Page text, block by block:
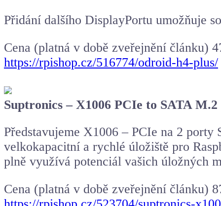
Přidání dalšího DisplayPortu umožňuje
Cena (platná v době zveřejnění článku)
https://rpishop.cz/516774/odroid-h4-plus/
Suptronics – X1006 PCIe to SATA
Představujeme X1006 – PCIe na 2
velkokapacitní a rychlé úložiště pro
plně využívá potenciál vašich úložných
Cena (platná v době zveřejnění článku)